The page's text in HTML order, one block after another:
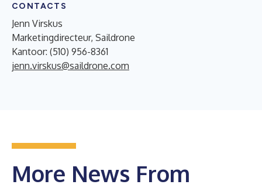
CONTACTS
Jenn Virskus
Marketingdirecteur, Saildrone
Kantoor: (510) 956-8361
jenn.virskus@saildrone.com
More News From